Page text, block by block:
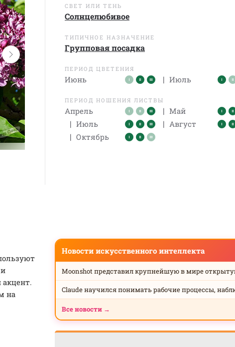
СВЕТ ИЛИ ТЕНЬ
Солнцелюбивое
ТИПИЧНОЕ НАЗНАЧЕНИЕ
Групповая посадка
ПЕРИОД ЦВЕТЕНИЯ
Июнь | Июль
ПЕРИОД НОШЕНИЯ ЛИСТВЫ
Апрель | Май
| Июль | Август
| Октябрь
на
Новости искусственного интеллекта
Moonshot представил крупнейшую в мире
Claude научился понимать рабочие процессы,
Все новости →